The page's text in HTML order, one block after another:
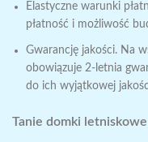
Elastyczne warunki
płatność i możliwość
Gwarancję jakości. Na
obowiązuje 2-letnia
do ich wyjątkowej
Tanie domki